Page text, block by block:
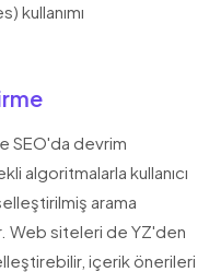
kullanımı
SEO'da devrim
algoritmalarla kullanıcı
arama
Web siteleri de YZ'den
içerik önerileri